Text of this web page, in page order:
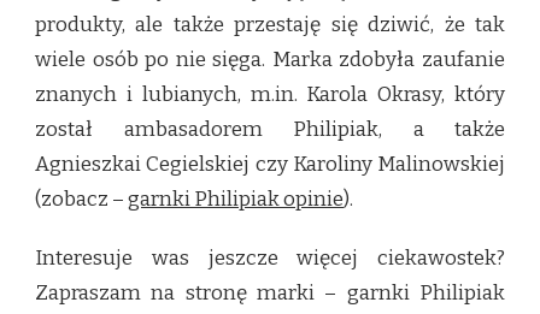
produkty, ale także przestaję się dziwić, że tak
wiele osób po nie sięga. Marka zdobyła zaufanie
znanych i lubianych, m.in. Karola Okrasy, który
został ambasadorem Philipiak, a także
Agnieszkai Cegielskiej czy Karoliny Malinowskiej
(zobacz –garnki Philipiak opinie).
Interesuje was jeszcze więcej ciekawostek?
Zapraszam na stronę marki – garnki Philipiak